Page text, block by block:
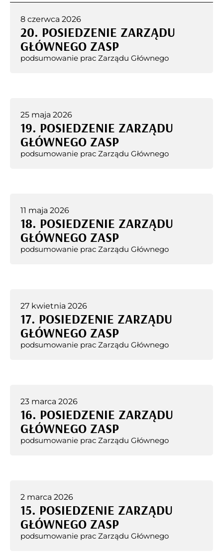
8 czerwca 2026
20. POSIEDZENIE ZARZĄDU
GŁÓWNEGO ZASP
podsumowanie prac Zarządu Głównego
25 maja 2026
19. POSIEDZENIE ZARZĄDU
GŁÓWNEGO ZASP
podsumowanie prac Zarządu Głównego
11 maja 2026
18. POSIEDZENIE ZARZĄDU
GŁÓWNEGO ZASP
podsumowanie prac Zarządu Głównego
27 kwietnia 2026
17. POSIEDZENIE ZARZĄDU
GŁÓWNEGO ZASP
podsumowanie prac Zarządu Głównego
23 marca 2026
16. POSIEDZENIE ZARZĄDU
GŁÓWNEGO ZASP
podsumowanie prac Zarządu Głównego
2 marca 2026
15. POSIEDZENIE ZARZĄDU
GŁÓWNEGO ZASP
podsumowanie prac Zarządu Głównego